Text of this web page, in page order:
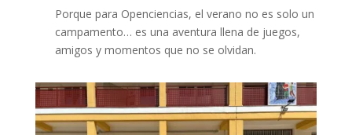
Porque para Openciencias, el verano no es solo un
campamento… es una aventura llena de juegos,
amigos y momentos que no se olvidan.